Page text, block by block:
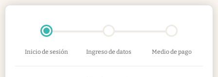
Inicio de sesión Ingreso de datos Medio de pago